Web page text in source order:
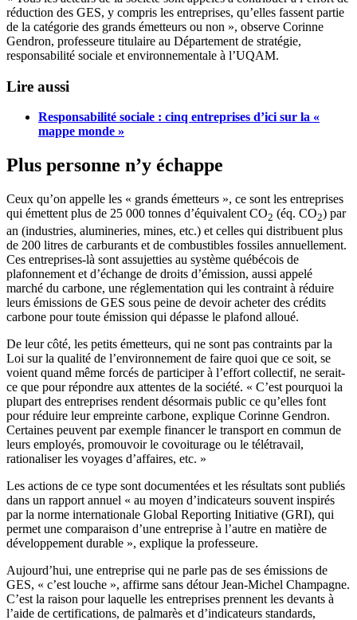
réduction des GES, y compris les entreprises, qu’elles fassent partie
de la catégorie des grands émetteurs ou non », observe Corinne
Gendron, professeure titulaire au Département de stratégie,
responsabilité sociale et environnementale à l’UQAM.
Lire aussi
Responsabilité sociale : cinq entreprises d’ici sur la «
mappe monde »
Plus personne n’y échappe
Ceux qu’on appelle les « grands émetteurs », ce sont les entreprises
qui émettent plus de 25 000 tonnes d’équivalent CO2 (éq. CO2) par
an (industries, alumineries, mines, etc.) et celles qui distribuent plus
de 200 litres de carburants et de combustibles fossiles annuellement.
Ces entreprises-là sont assujetties au système québécois de
plafonnement et d’échange de droits d’émission, aussi appelé
marché du carbone, une réglementation qui les contraint à réduire
leurs émissions de GES sous peine de devoir acheter des crédits
carbone pour toute émission qui dépasse le plafond alloué.
De leur côté, les petits émetteurs, qui ne sont pas contraints par la
Loi sur la qualité de l’environnement de faire quoi que ce soit, se
voient quand même forcés de participer à l’effort collectif, ne serait-
ce que pour répondre aux attentes de la société. « C’est pourquoi la
plupart des entreprises rendent désormais public ce qu’elles font
pour réduire leur empreinte carbone, explique Corinne Gendron.
Certaines peuvent par exemple financer le transport en commun de
leurs employés, promouvoir le covoiturage ou le télétravail,
rationaliser les voyages d’affaires, etc. »
Les actions de ce type sont documentées et les résultats sont publiés
dans un rapport annuel « au moyen d’indicateurs souvent inspirés
par la norme internationale Global Reporting Initiative (GRI), qui
permet une comparaison d’une entreprise à l’autre en matière de
développement durable », explique la professeure.
Aujourd’hui, une entreprise qui ne parle pas de ses émissions de
GES, « c’est louche », affirme sans détour Jean-Michel Champagne.
C’est la raison pour laquelle les entreprises prennent les devants à
l’aide de certifications, de palmarès et d’indicateurs standards,